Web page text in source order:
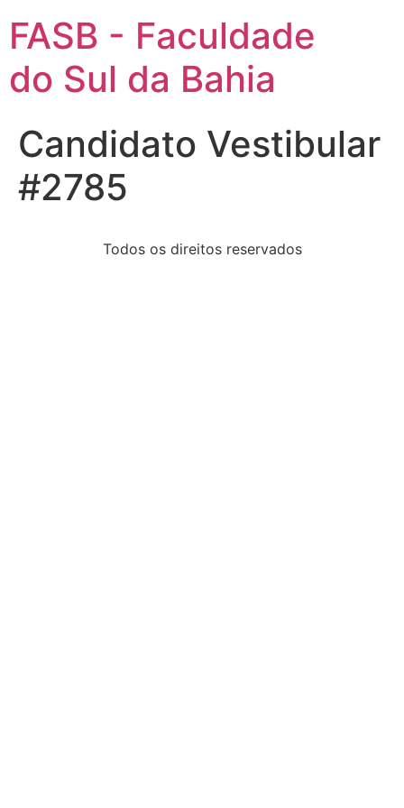
FASB - Faculdade
do Sul da Bahia
Candidato Vestibular
#2785
Todos os direitos reservados